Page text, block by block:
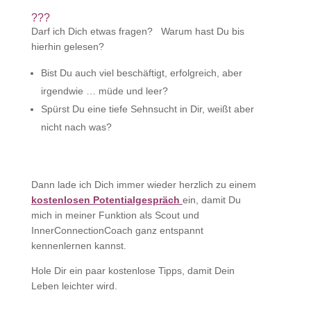
???
Darf ich Dich etwas fragen? Warum hast Du bis
hierhin gelesen?
Bist Du auch viel beschäftigt, erfolgreich, aber
irgendwie … müde und leer?
Spürst Du eine tiefe Sehnsucht in Dir, weißt aber
nicht nach was?
Dann lade ich Dich immer wieder herzlich zu einem
kostenlosen Potentialgespräch ein , damit Du
mich in meiner Funktion als Scout und
InnerConnectionCoach ganz entspannt
kennenlernen kannst.
Hole Dir ein paar kostenlose Tipps, damit Dein
Leben leichter wird.